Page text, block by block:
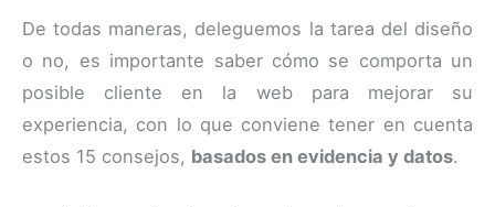
De todas maneras, deleguemos la tarea del diseño
o no, es importante saber cómo se comporta un
posible cliente en la web para mejorar su
experiencia, con lo que conviene tener en cuenta
estos 15 consejos, basados en evidencia y datos.